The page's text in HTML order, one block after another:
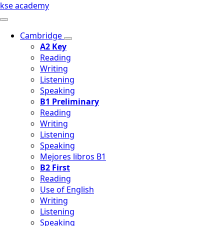
kse academy
Cambridge
A2 Key
Reading
Writing
Listening
Speaking
B1 Preliminary
Reading
Writing
Listening
Speaking
Mejores libros B1
B2 First
Reading
Use of English
Writing
Listening
Speaking